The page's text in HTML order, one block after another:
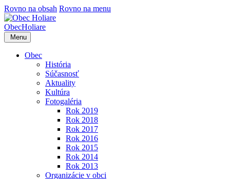
Rovno na obsah Rovno na menu
ObecHoliare
Menu
Obec
História
Súčasnosť
Aktuality
Kultúra
Fotogaléria
Rok 2019
Rok 2018
Rok 2017
Rok 2016
Rok 2015
Rok 2014
Rok 2013
Organizácie v obci